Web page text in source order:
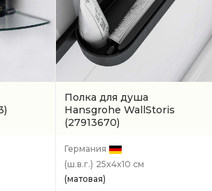
Полка для душа
Hansgrohe WallStoris
(27913670)
Германия
(ш.в.г.) 25x4x10 см
(матовая)